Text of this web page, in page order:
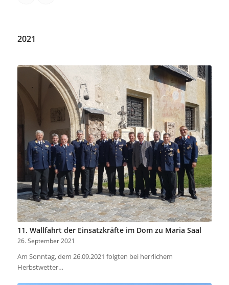
2021
11. Wallfahrt der Einsatzkräfte im Dom zu Maria Saal
26. September 2021
Am Sonntag, dem 26.09.2021 folgten bei herrlichem
Herbstwetter…